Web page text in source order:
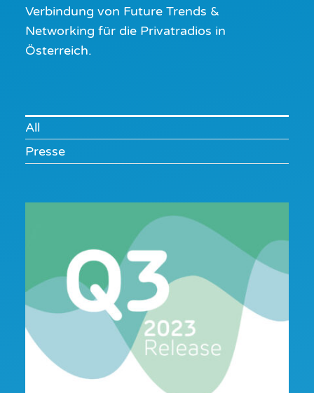
Verbindung von Future Trends &
Networking für die Privatradios in
Österreich.
All
Presse
Audio Analyzer Österreich:
Zahlen zum
Nutzungsverhalten im 3.
Quartal 2023